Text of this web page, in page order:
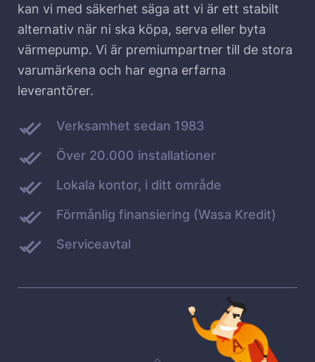
kan vi med säkerhet säga att vi är ett stabilt
alternativ när ni ska köpa, serva eller byta
värmepump. Vi är premiumpartner till de stora
varumärkena och har egna erfarna
leverantörer.
Verksamhet sedan 1983
Över 20.000 installationer
Lokala kontor, i ditt område
Förmånlig finansiering (Wasa Kredit)
Serviceavtal